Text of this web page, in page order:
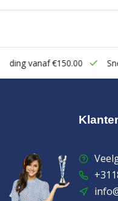
vanaf €150.00